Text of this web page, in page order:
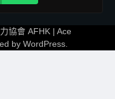
協會 AFHK| Ace
by WordPress.